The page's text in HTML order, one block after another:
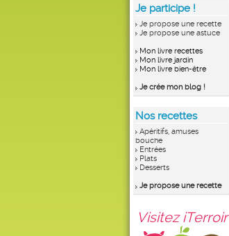
Je participe !
Je propose une recette
Je propose une astuce
Mon livre recettes
Mon livre jardin
Mon livre bien-être
Je crée mon blog !
Nos recettes
Apéritifs, amuses
bouche
Entrées
Plats
Desserts
Je propose une recette
Visitez iTerroir